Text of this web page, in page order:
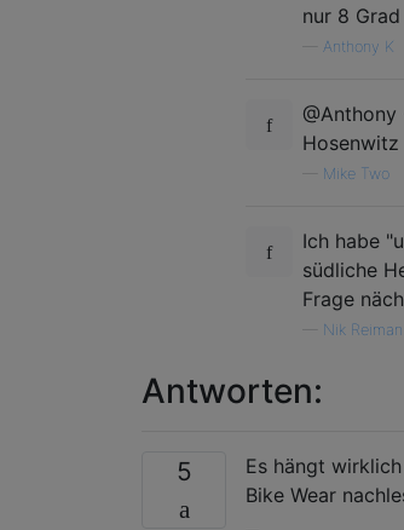
nur 8
Anthony K
Hosenwitz
Mike Two
Ich habe
südliche
Frage
Nik Reiman
Antworten:
5
Es hängt
Bike Wear